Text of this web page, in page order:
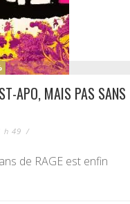
APO, MAIS PAS SANS
h 49 /
de RAGE est enfin